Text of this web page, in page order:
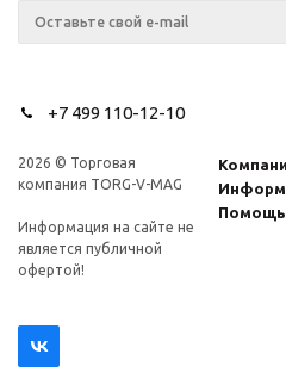
+7 499 110-12-10
2026 © Торговая
компания TORG-V-MAG
Информация на сайте не
является публичной
офертой!
Помощь